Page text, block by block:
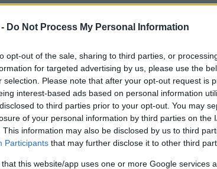
Do Not Process My Personal Information
opt-out of the sale, sharing to third parties, or
for targeted advertising by us, please use the
selection. Please note that after your opt-out request is
interest-based ads based on personal information
to third parties prior to your opt-out. You may
of your personal information by third parties on the
This information may also be disclosed by us to third
Participants that may further disclose it to other third
that this website/app uses one or more Google services
los símbolos de la ciudad y está
bellos del mundo. Cubre un área de
una vista de los tejados de la